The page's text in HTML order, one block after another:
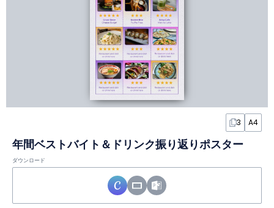
3 A4
年間ベストバイト＆ドリンク振り返りポスター
ダウンロード